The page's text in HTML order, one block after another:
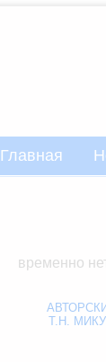
Главная
временно
Т.Н.